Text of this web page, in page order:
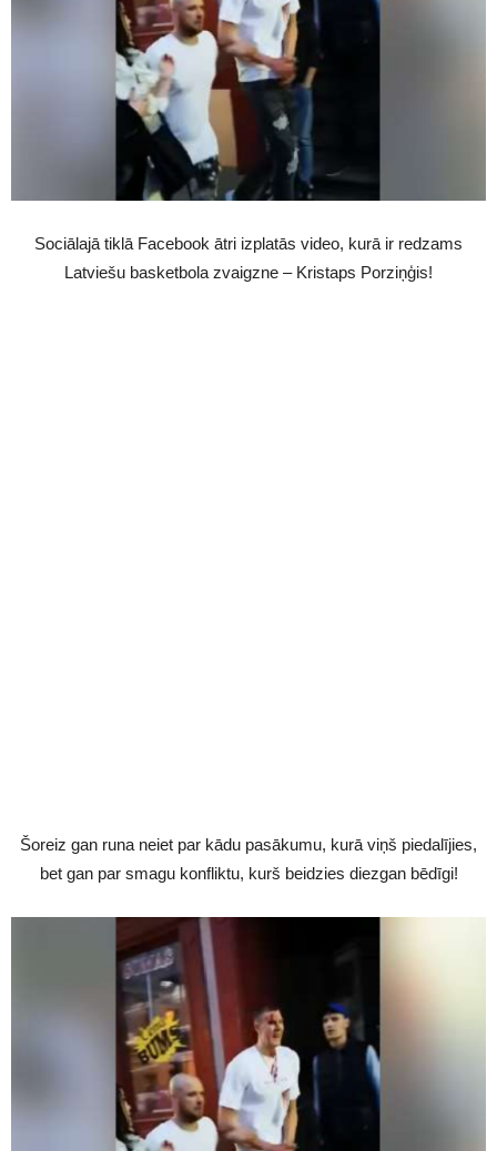
Sociālajā tiklā Facebook ātri izplatās video, kurā ir redzams
Latviešu basketbola zvaigzne – Kristaps Porziņģis!
Šoreiz gan runa neiet par kādu pasākumu, kurā viņš piedalījies,
bet gan par smagu konfliktu, kurš beidzies diezgan bēdīgi!